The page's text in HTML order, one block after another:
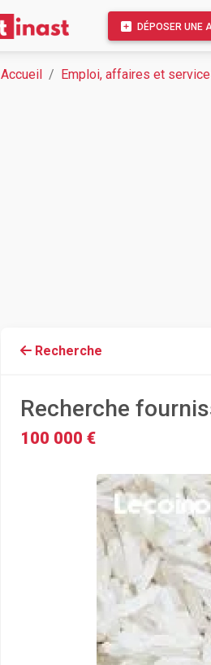
DÉPOSER UNE
Accueil Emploi, affaires et
Recherche
Recherche
100 000 €